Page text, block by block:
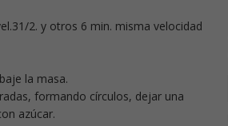
2. y otros 6 min. misma velocidad
la masa.
formando círculos, dejar una
azúcar.